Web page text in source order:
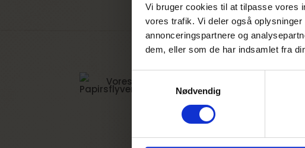
Vi bruger cookies til at tilpasse vores
vores trafik. Vi deler også
annonceringspartnere og
dem, eller som de har indsamlet fra
Nødvendig
Vores overskud går til KFUM og KFUK